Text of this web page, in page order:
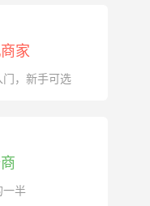
家
，新手可选
一半